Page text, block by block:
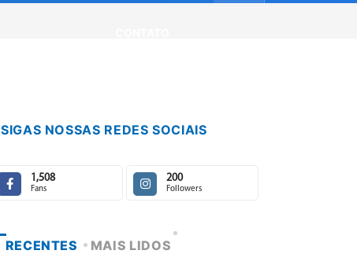
SIGAS NOSSAS REDES SOCIAIS
1,508
Fans
200
Followers
RECENTES MAIS LIDOS